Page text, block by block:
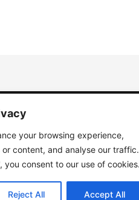
your browsing experience,
content, and analyse our traffic.
you consent to our use of cookies.
Reject All Accept All
GŁÓWNA
I KONCERTY KONTAKT